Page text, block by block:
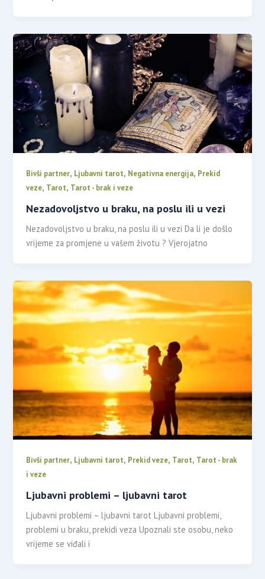
Bivši partner, Ljubavni tarot, Negativna energija, Prekid
veze, Tarot, Tarot - brak i veze
Nezadovoljstvo u braku, na poslu ili u vezi
Nezadovoljstvo u braku, na poslu ili u vezi Da li je došlo
vrijeme za promjene u vašem životu ? Vjerojatno
Bivši partner, Ljubavni tarot, Prekid veze, Tarot, Tarot - brak
i veze
Ljubavni problemi – ljubavni tarot
Ljubavni problemi – ljubavni tarot Ljubavni problemi,
problemi u braku, prekidi veza Upoznali ste osobu, neko
vrijeme se viđali i